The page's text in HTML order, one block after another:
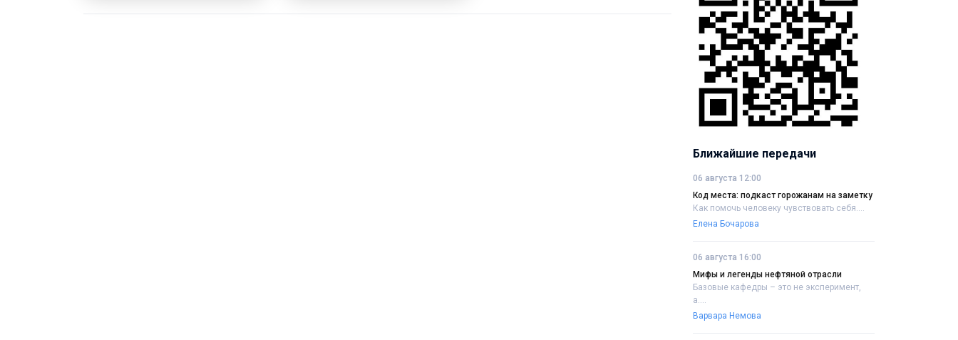
Ближайшие передачи
06 августа 12:00
Код места: подкаст горожанам на заметку
Как помочь человеку чувствовать себя....
Елена Бочарова
06 августа 16:00
Мифы и легенды нефтяной отрасли
Базовые кафедры – это не эксперимент,
а....
Варвара Немова